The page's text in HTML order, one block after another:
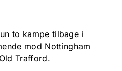
to kampe tilbage i
mod Nottingham
Trafford.